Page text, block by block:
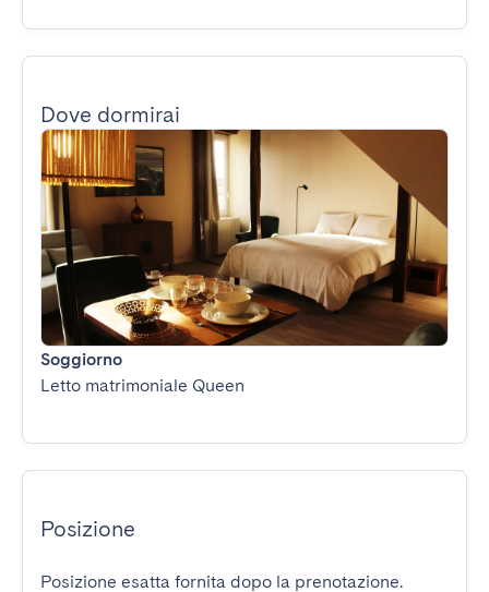
Dove dormirai
Soggiorno
Letto matrimoniale Queen
Posizione
Posizione esatta fornita dopo la prenotazione.